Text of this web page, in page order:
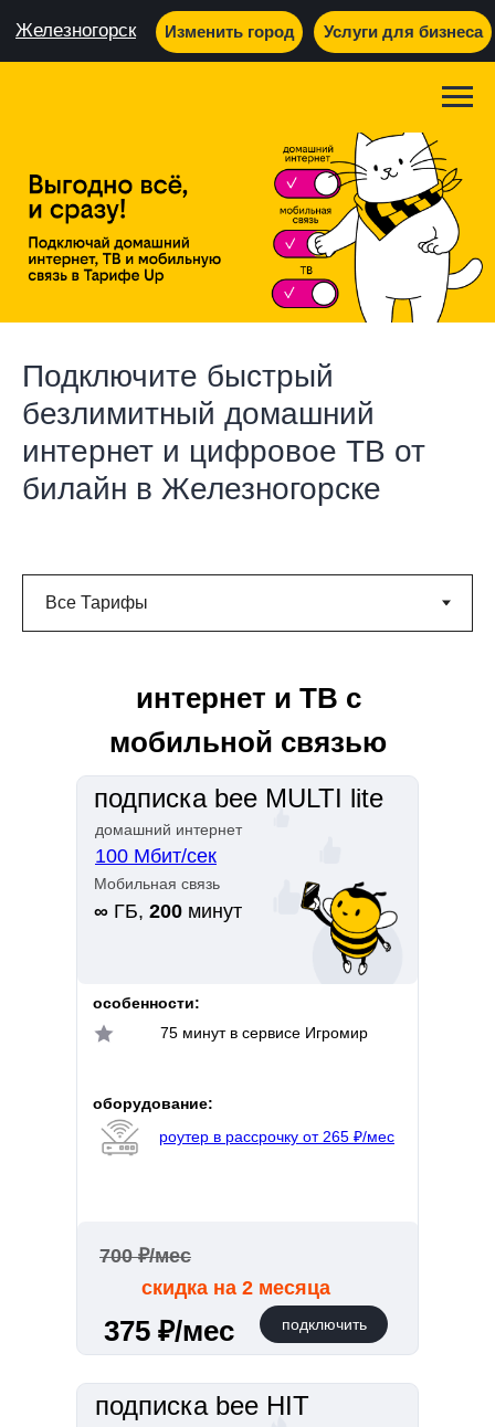
Железногорск Изменить город Услуги для бизнеса
Подключите быстрый
безлимитный домашний
интернет и цифровое ТВ от
билайн в Железногорске
интернет и ТВ с
мобильной связью
подписка bee HIT
подписка bee MULTI lite
домашний интернет
Мобильная связь
100 Мбит/сек
подключить
∞ ГБ, 200 минут
375 ₽/мес
75 минут в сервисе Игромир
роутер в рассрочку от 265 ₽/мес
оборудование:
особенности:
700 ₽/мес
скидка на 2 месяца